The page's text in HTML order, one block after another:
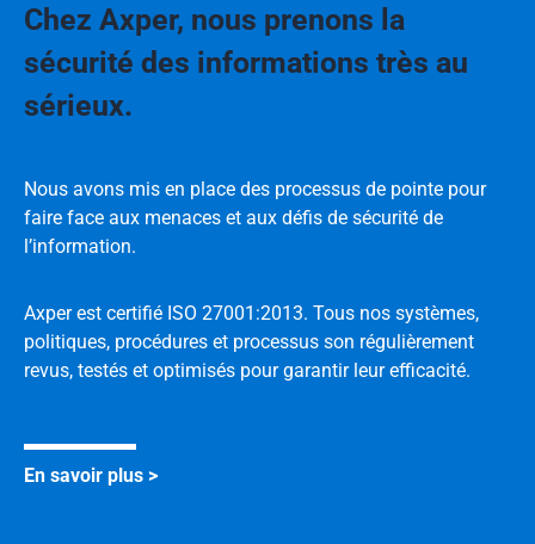
Chez Axper, nous prenons la
sécurité des informations très au
sérieux.
Nous avons mis en place des processus de pointe pour
faire face aux menaces et aux défis de sécurité de
l’information.
Axper est certifié ISO 27001:2013. Tous nos systèmes,
politiques, procédures et processus son régulièrement
revus, testés et optimisés pour garantir leur efficacité.
En savoir plus